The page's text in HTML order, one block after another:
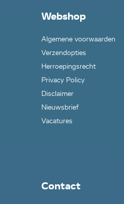
Webshop
Algemene voorwaarden
Verzendopties
Herroepingsrecht
Privacy Policy
Disclaimer
Nieuwsbrief
Vacatures
Contact